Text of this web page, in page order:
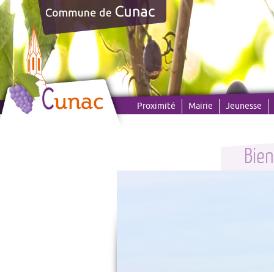
Proximité Mairie Jeunesse
Panneau de gestion des cookies